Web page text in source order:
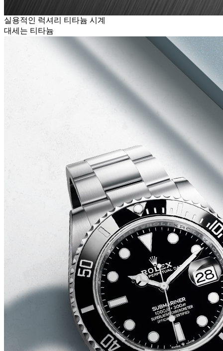
실용적인 럭셔리 티타늄 시계
대세는 티타늄